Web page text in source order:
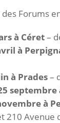
Forums
à Céret–
à
à Prades–
septembre
à
210 Avenue